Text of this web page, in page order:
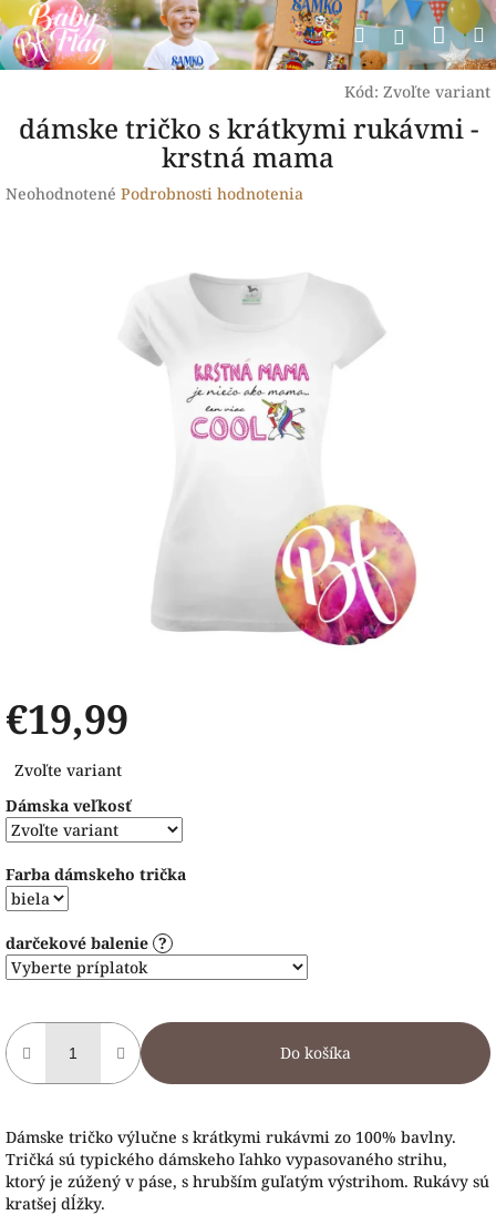
Prejsť
na
obsah
Hľadať
Kód: Zvoľte variant
dámske tričko s krátkymi rukávmi -
krstná mama
Priemerné
Neohodnotené Podrobnosti hodnotenia
€19,99
cena:
Zvoľte variant
Dámska veľkosť
Farba dámskeho trička
darčekové balenie ?
Do košíka
Dámske tričko výlučne s krátkymi rukávmi zo 100% bavlny.
Tričká sú typického dámskeho ľahko vypasovaného strihu,
ktorý je zúžený v páse, s hrubším guľatým výstrihom. Rukávy sú
kratšej dĺžky.